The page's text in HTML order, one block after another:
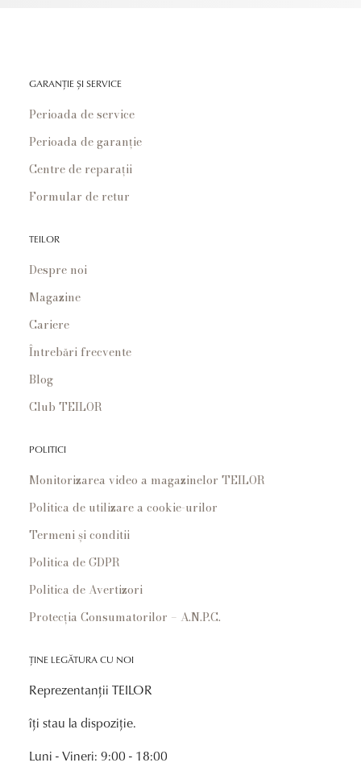
GARANȚIE ȘI SERVICE
Perioada de service
Perioada de garanție
Centre de reparații
Formular de retur
TEILOR
Despre noi
Magazine
Cariere
Întrebări frecvente
Blog
Club TEILOR
POLITICI
Monitorizarea video a magazinelor TEILOR
Politica de utilizare a cookie-urilor
Termeni și conditii
Politica de GDPR
Politica de Avertizori
Protecția Consumatorilor – A.N.P.C.
ȚINE LEGĂTURA CU NOI
Reprezentanții TEILOR
îți stau la dispoziție.
Luni - Vineri: 9:00 - 18:00